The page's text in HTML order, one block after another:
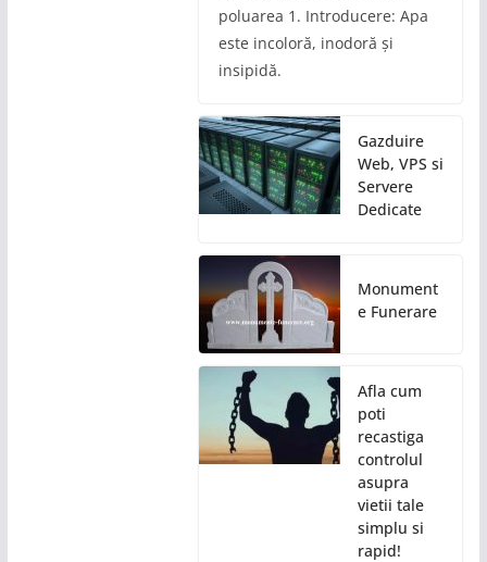
poluarea 1. Introducere: Apa
este incoloră, inodoră și
insipidă.
Gazduire
Web, VPS si
Servere
Dedicate
Monument
e Funerare
Afla cum
poti
recastiga
controlul
asupra
vietii tale
simplu si
rapid!